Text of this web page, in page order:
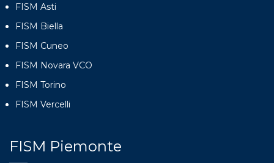
FISM Asti
FISM Biella
FISM Cuneo
FISM Novara VCO
FISM Torino
FISM Vercelli
FISM Piemonte